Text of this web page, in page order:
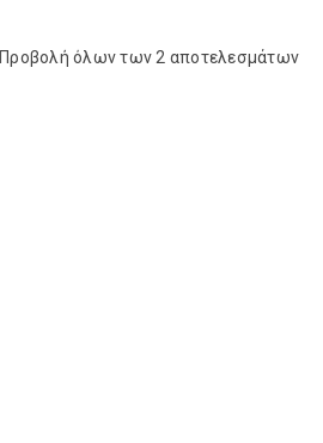
Προβολή όλων των 2 αποτελεσμάτων